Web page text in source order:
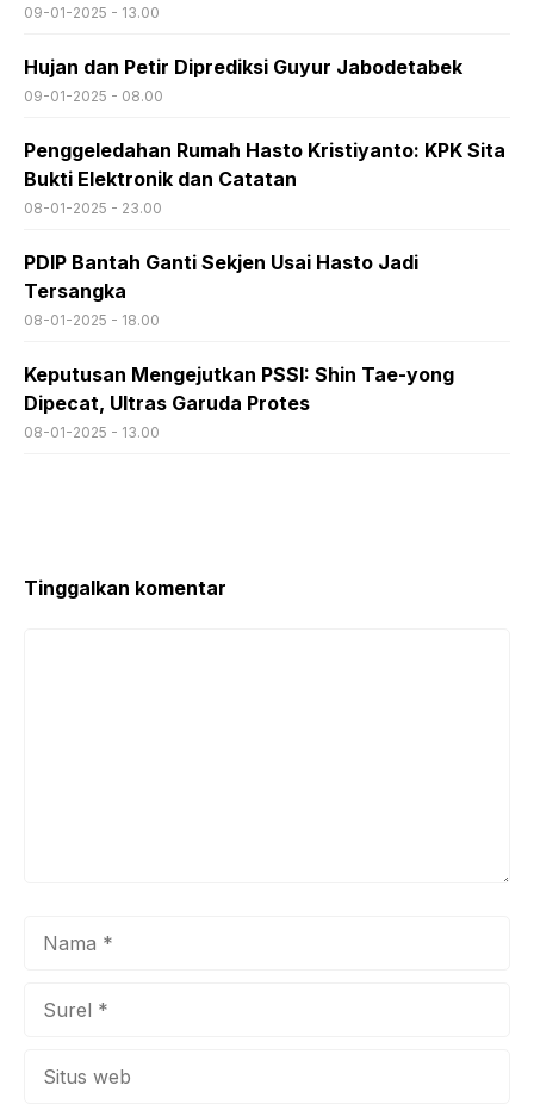
09-01-2025 - 13.00
Hujan dan Petir Diprediksi Guyur Jabodetabek
09-01-2025 - 08.00
Penggeledahan Rumah Hasto Kristiyanto: KPK Sita
Bukti Elektronik dan Catatan
08-01-2025 - 23.00
PDIP Bantah Ganti Sekjen Usai Hasto Jadi
Tersangka
08-01-2025 - 18.00
Keputusan Mengejutkan PSSI: Shin Tae-yong
Dipecat, Ultras Garuda Protes
08-01-2025 - 13.00
Tinggalkan komentar